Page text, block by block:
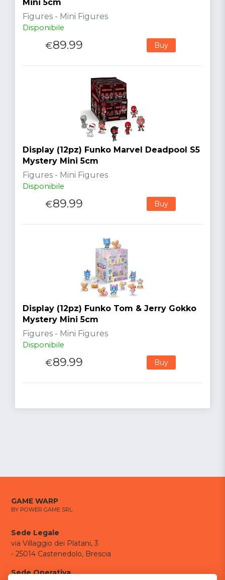
Mini 5cm
Figures - Mini Figures
Disponibile
€89.99 Buy
Display (12pz) Funko Marvel Deadpool S5
Mystery Mini 5cm
Figures - Mini Figures
Disponibile
€89.99 Buy
Display (12pz) Funko Tom & Jerry Gokko
Mystery Mini 5cm
Figures - Mini Figures
Disponibile
€89.99 Buy
GAME WARP
BY POWER GAME SRL
Sede Legale
via Villaggio dei Platani, 3
- 25014 Castenedolo, Brescia
Sede Operativa